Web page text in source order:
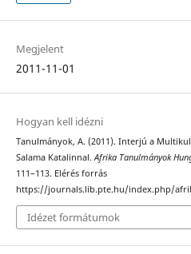
Megjelent
2011-11-01
Hogyan kell idézni
Tanulmányok, A. (2011). Interjú a
Salama Katalinnal.Afrika Tanulmányok
111–113. Elérés forrás
https://journals.lib.pte.hu/index.php/
Idézet formátumok